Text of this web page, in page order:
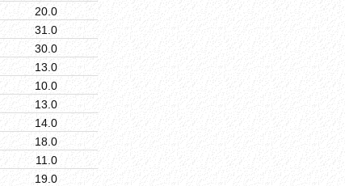
20.0
31.0
30.0
13.0
10.0
13.0
14.0
18.0
11.0
19.0